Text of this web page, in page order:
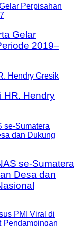
Gelar
2019–
HR. Hendry
se-Sumatera
Desa dan